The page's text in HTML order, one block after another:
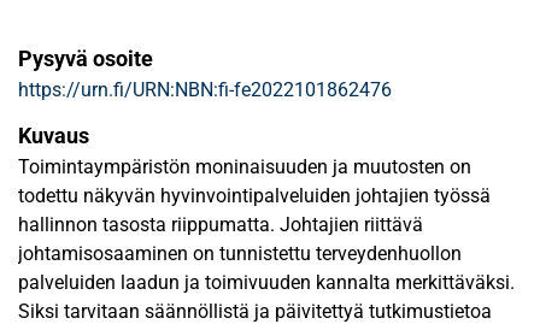
Pysyvä osoite
https://urn.fi/URN:NBN:fi-fe2022101862476
Kuvaus
Toimintaympäristön moninaisuuden ja muutosten on
todettu näkyvän hyvinvointipalveluiden johtajien työssä
hallinnon tasosta riippumatta. Johtajien riittävä
johtamisosaaminen on tunnistettu terveydenhuollon
palveluiden laadun ja toimivuuden kannalta merkittäväksi.
Siksi tarvitaan säännöllistä ja päivitettyä tutkimustietoa